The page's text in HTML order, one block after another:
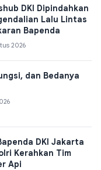
DKI Dipindahkan
Lalu Lintas
Bapenda
2026
dan Bedanya
DKI Jakarta
Kerahkan Tim
Api